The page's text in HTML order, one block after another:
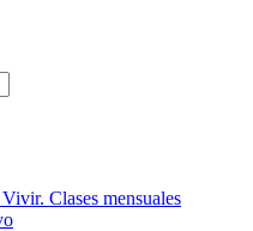
Clases mensuales